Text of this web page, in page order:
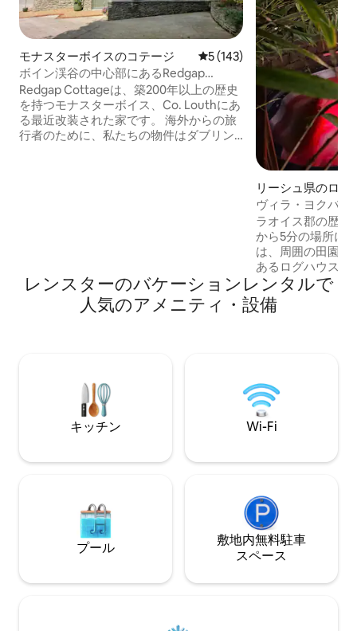
モナスターボイスのコテージ レビュー143件、5つ星中5つ
5 (143)
ボイン渓谷の中心部にあるRedgap
Cottage
Redgap Cottageは、築200年以上の歴史
を持つモナスターボイス、Co. Louthにあ
る最近改装された家です。 海外からの旅
行者のために、私たちの物件はダブリン
35キロ トリム城。
リーシュ県のログ
ヴィラ・ヨクバス
ラオイス郡の歴史
から5分の場所に
は、周囲の田園地
あるログハウスの
ビンは、モダンな
の魅力を兼ね備え
ず、すべてのモダ
実したバーをお楽
ジーまたはサウナ
レンスターのバケーションレンタルで
人気のアメニティ・設備
キッチン Wi-Fi
プール
敷地内無料駐⁠車
ス⁠ペ⁠ー⁠ス